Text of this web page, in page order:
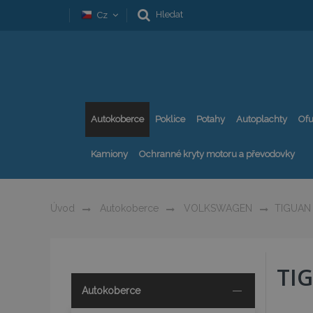
Cz Hledat
Autokoberce Poklice Potahy Autoplachty
Kamiony Ochranné kryty motoru a převodovky
Úvod Autokoberce VOLKSWAGEN TIGUAN
Autokoberce